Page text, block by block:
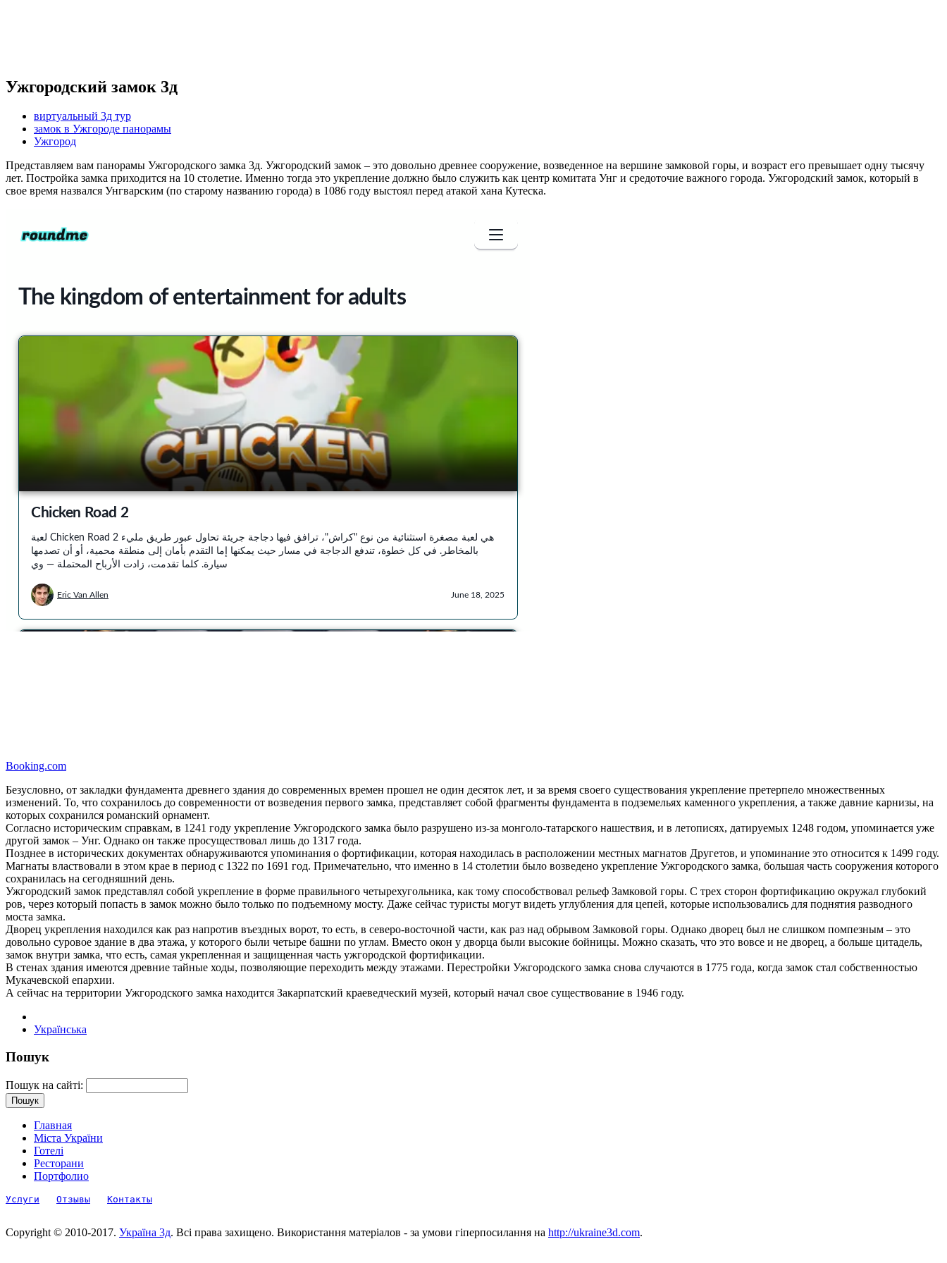
Ужгородский замок 3д
виртуальный 3д тур
замок в Ужгороде панорамы
Ужгород
Представляем вам панорамы Ужгородского замка 3д. Ужгородский замок – это довольно древнее сооружение, возведенное на вершине замковой горы, и возраст его превышает одну тысячу
лет. Постройка замка приходится на 10 столетие. Именно тогда это укрепление должно было служить как центр комитата Унг и средоточие важного города. Ужгородский замок, который в
свое время назвался Унгварским (по старому названию города) в 1086 году выстоял перед атакой хана Кутеска.
Booking.com
Безусловно, от закладки фундамента древнего здания до современных времен прошел не один десяток лет, и за время своего существования укрепление претерпело множественных
изменений. То, что сохранилось до современности от возведения первого замка, представляет собой фрагменты фундамента в подземельях каменного укрепления, а также давние карнизы, на
которых сохранился романский орнамент.
Согласно историческим справкам, в 1241 году укрепление Ужгородского замка было разрушено из-за монголо-татарского нашествия, и в летописях, датируемых 1248 годом, упоминается уже
другой замок – Унг. Однако он также просуществовал лишь до 1317 года.
Позднее в исторических документах обнаруживаются упоминания о фортификации, которая находилась в расположении местных магнатов Другетов, и упоминание это относится к 1499 году.
Магнаты властвовали в этом крае в период с 1322 по 1691 год. Примечательно, что именно в 14 столетии было возведено укрепление Ужгородского замка, большая часть сооружения которого
сохранилась на сегодняшний день.
Ужгородский замок представлял собой укрепление в форме правильного четырехугольника, как тому способствовал рельеф Замковой горы. С трех сторон фортификацию окружал глубокий
ров, через который попасть в замок можно было только по подъемному мосту. Даже сейчас туристы могут видеть углубления для цепей, которые использовались для поднятия разводного
моста замка.
Дворец укрепления находился как раз напротив въездных ворот, то есть, в северо-восточной части, как раз над обрывом Замковой горы. Однако дворец был не слишком помпезным – это
довольно суровое здание в два этажа, у которого были четыре башни по углам. Вместо окон у дворца были высокие бойницы. Можно сказать, что это вовсе и не дворец, а больше цитадель,
замок внутри замка, что есть, самая укрепленная и защищенная часть ужгородской фортификации.
В стенах здания имеются древние тайные ходы, позволяющие переходить между этажами. Перестройки Ужгородского замка снова случаются в 1775 года, когда замок стал собственностью
Мукачевской епархии.
А сейчас на территории Ужгородского замка находится Закарпатский краеведческий музей, который начал свое существование в 1946 году.
Українська
Пошук
Пошук на сайті:
Главная
Міста України
Готелі
Ресторани
Портфолио
Услуги Отзывы Контакты
Copyright © 2010-2017. Україна 3д. Всі права захищено. Використання матеріалов - за умови гіперпосилання на http://ukraine3d.com.